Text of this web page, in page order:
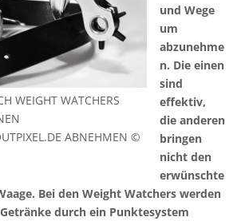
WEIGHT WATCHERS
ABNEHMEN ©
und Wege
um
abzunehme
n. Die einen
sind
effektiv,
die anderen
bringen
nicht den
erwünschte
Bei den Weight Watchers werden
durch ein Punktesystem